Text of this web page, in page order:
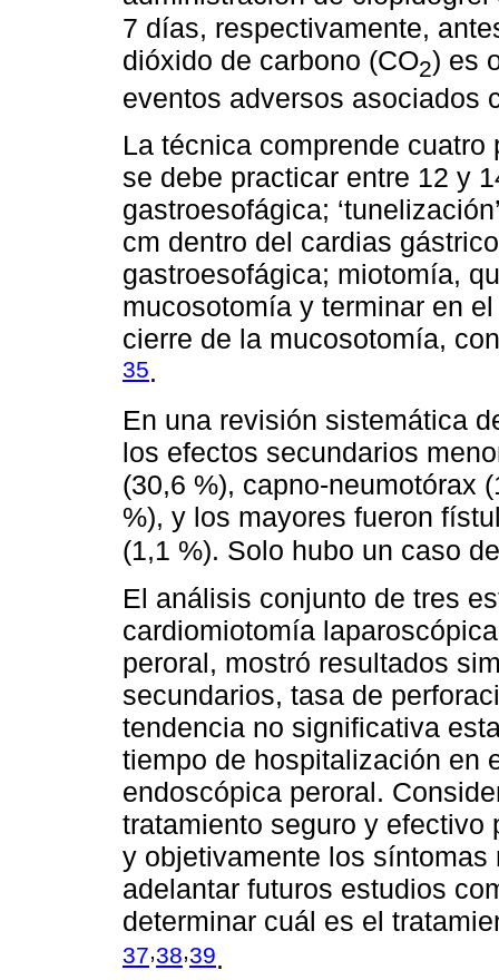
7 días, respectivamente,
dióxido de carbono (CO2) es
eventos adversos asociados
La técnica comprende
se debe practicar entre 12 y
gastroesofágica;
cm dentro del cardias
gastroesofágica; miotomía,
mucosotomía y terminar en
cierre de la mucosotomía,
35.
En una revisión sistemática
los efectos secundarios
(30,6 %), capno-neumotórax
%), y los mayores fueron
(1,1 %). Solo hubo un caso
El análisis conjunto de tres
cardiomiotomía
peroral, mostró resultados
secundarios, tasa de
tendencia no significativa
tiempo de hospitalización en
endoscópica peroral.
tratamiento seguro y
y objetivamente los
adelantar futuros estudios
determinar cuál es el
37 38 39.